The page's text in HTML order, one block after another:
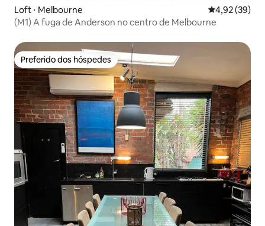
Loft ⋅ Melbourne 4,92 de uma
4,92 (39)
(M1) A fuga de Anderson no centro de Melbourne
Preferido dos hóspedes
Preferido dos hóspedes